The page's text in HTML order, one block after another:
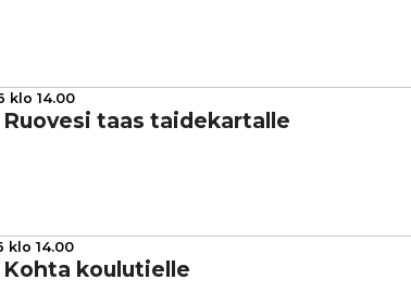
klo 14.00
taas tai­de­kar­talle
klo 14.00
kou­lu­tielle